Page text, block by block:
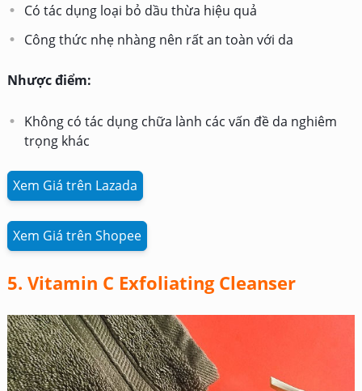
Có tác dụng loại bỏ dầu thừa hiệu quả
Công thức nhẹ nhàng nên rất an toàn với da
Nhược điểm:
Không có tác dụng chữa lành các vấn đề da nghiêm
trọng khác
Xem Giá trên Lazada
Xem Giá trên Shopee
5. Vitamin C Exfoliating Cleanser